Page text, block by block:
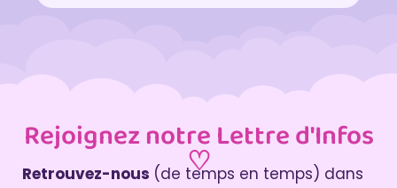
Rejoignez notre Lettre d'Infos
♡
Retrouvez-nous (de temps en temps) dans